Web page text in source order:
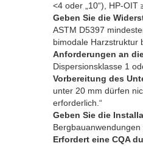
<4 oder „10“), HP-OIT
Geben Sie die
ASTM D5397
bimodale Harzstruktur
Anforderungen an
Dispersionsklasse 1
Vorbereitung des
unter 20 mm dürfen
erforderlich.“
Geben Sie die
Erfordert eine CQA